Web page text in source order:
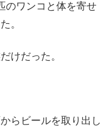
のワンコと体を寄せ
。
けだった。
らビールを取り出し